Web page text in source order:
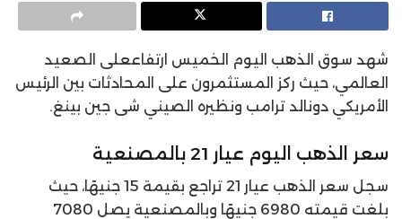
شهد سوق الذهب اليوم الخميس ارتفاععلى الصعيد
العالمي، حيث ركز المستثمرون على المحادثات بين الرئيس
الأمريكي دونالد ترامب ونظيره الصيني شى جين بينغ.
سعر الذهب اليوم عيار 21 بالمصنعية
سجل سعر الذهب عيار 21 تراجع بقيمة 15 جنيهًا، حيث
بلغت قيمته 6980 جنيهًا وبالمصنعية يصل 7080